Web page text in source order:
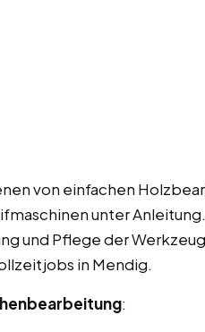
von einfachen
unter Anleitung.
und Pflege der
in Mendig.
: